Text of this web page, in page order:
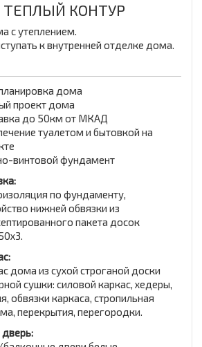
ТЕПЛЫЙ КОНТУР
с утеплением.
к внутренней отделке дома.
дома
проект дома
до 50км от МКАД
туалетом и бытовкой на
винтовой фундамент
по фундаменту,
нижней обвязки из
пакета досок
дома из сухой строганой доски
сушки: силовой каркас, хедеры,
обвязки каркаса, стропильная
перекрытия, перегородки.